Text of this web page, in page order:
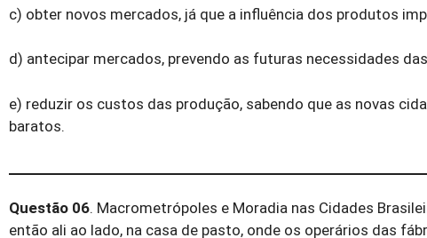
c) obter novos mercados, já que a influência dos produtos
d) antecipar mercados, prevendo as futuras necessidades
e) reduzir os custos das produção, sabendo que as novas
baratos.
Questão 06. Macrometrópoles e Moradia nas Cidades
então ali ao lado, na casa de pasto, onde os operários das